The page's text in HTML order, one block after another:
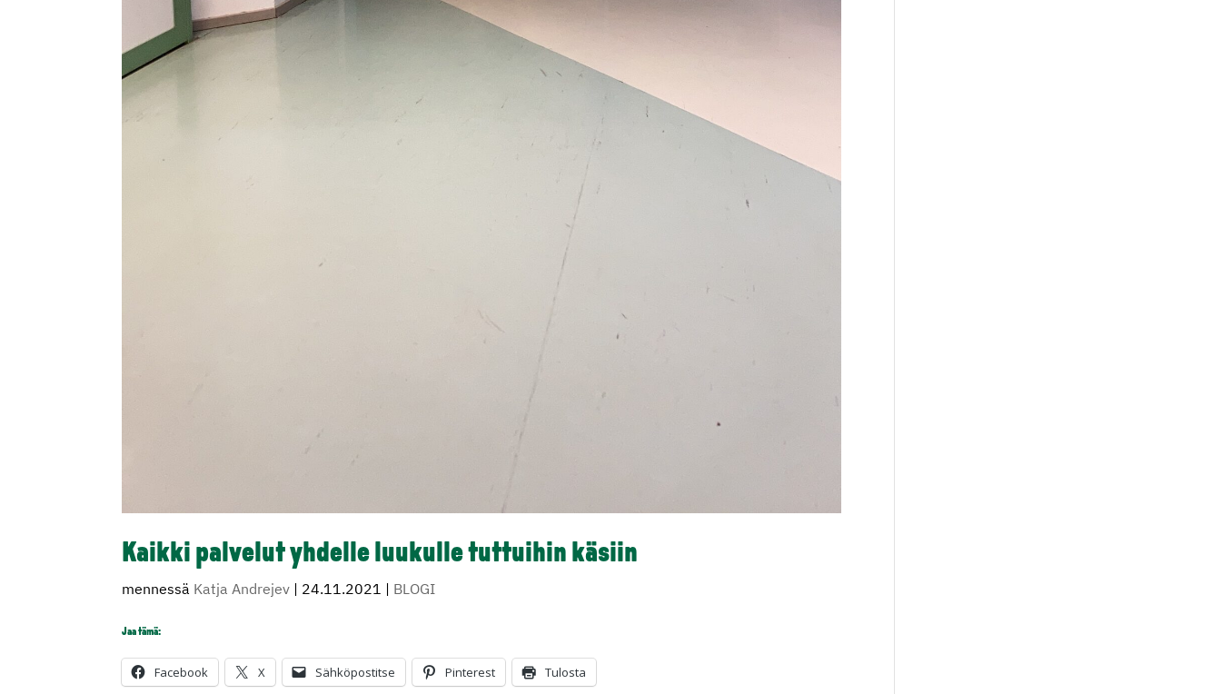
Kaikki palvelut yhdelle luukulle tuttuihin käsiin
mennessä Katja Andrejev | 24.11.2021 | BLOGI
Jaa tämä:
Facebook X Sähköpostitse Pinterest Tulosta